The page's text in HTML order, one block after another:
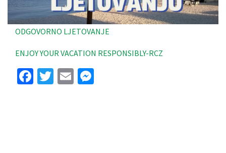
ODGOVORNO LJETOVANJE
ENJOY YOUR VACATION RESPONSIBLY-RCZ
Facebook
Twitter
Email